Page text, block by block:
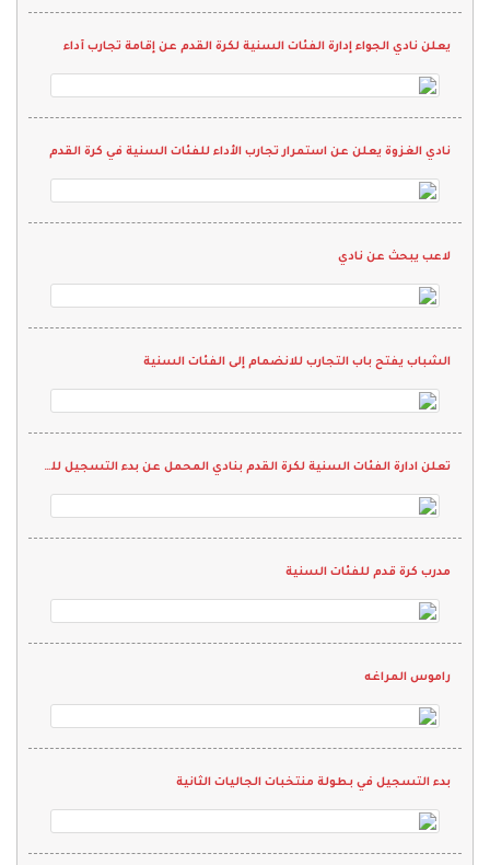
يعلن نادي الجواء إدارة الفئات السنية لكرة القدم عن إقامة تجارب أداء
نادي الغزوة يعلن عن استمرار تجارب الأداء للفئات السنية في كرة القدم
لاعب يبحث عن نادي
الشباب يفتح باب التجارب للانضمام إلى الفئات السنية
تعلن ادارة الفئات السنية لكرة القدم بنادي المحمل عن بدء التسجيل للمرحلة الأولى
مدرب كرة قدم للفئات السنية
راموس المراغه
بدء التسجيل في بطولة منتخبات الجاليات الثانية